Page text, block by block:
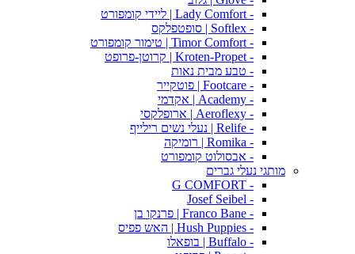
- Lady Comfort | ליידי קומפורט
- Softlex | סופטפלקס
- Timor Comfort | טימור קומפורט
- Kroten-Propet | קרוטן-פרופט
- טבע מבית נאות
- Footcare | פוטקייר
- Academy | אקדמי
- Aeroflexy | ארופלקסי
- Relife | נעלי נשים רילייף
- Romika | רומיקה
- אבסולוט קומפורט
מותגי נעלי גברים
- G COMFORT
- Josef Seibel
- Franco Bane | פרנקו בן
- Hush Puppies | האש פפיס
- Buffalo | בופאלו